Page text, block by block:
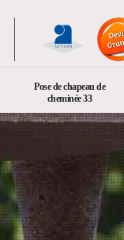
Pose de chapeau de
cheminée 33